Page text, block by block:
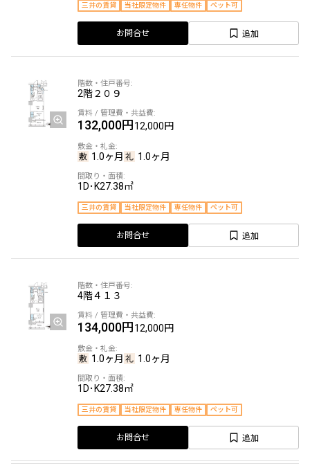
三井の賃貸 当社限定物件 専任物件 ペット可
お問合せ 追加
2階２０９
132,000円12,000円
1.0ヶ月 1.0ヶ月
1D･K27.38㎡
三井の賃貸 当社限定物件 専任物件 ペット可
お問合せ 追加
4階４１３
134,000円12,000円
1.0ヶ月 1.0ヶ月
1D･K27.38㎡
三井の賃貸 当社限定物件 専任物件 ペット可
お問合せ 追加